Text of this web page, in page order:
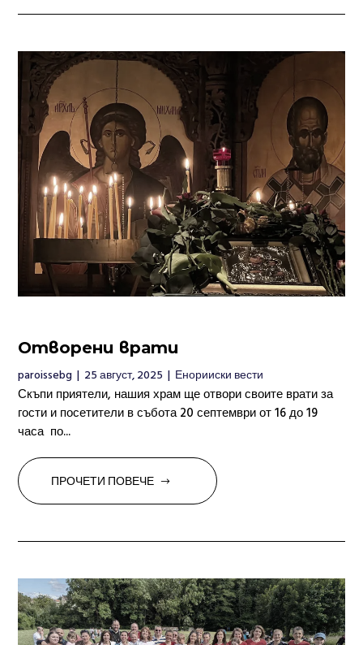
Отворени врати
paroissebg | 25 август, 2025 | Енорииски вести
Скъпи приятели, нашия храм ще отвори своите врати за
гости и посетители в събота 20 септември от 16 до 19
часа по...
ПРОЧЕТИ ПОВЕЧЕ